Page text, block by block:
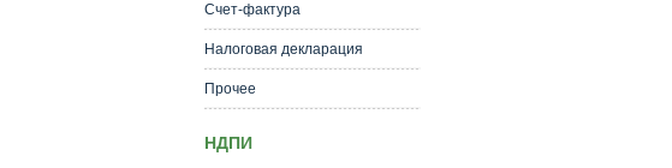
Счет-фактура
Налоговая декларация
Прочее
НДПИ